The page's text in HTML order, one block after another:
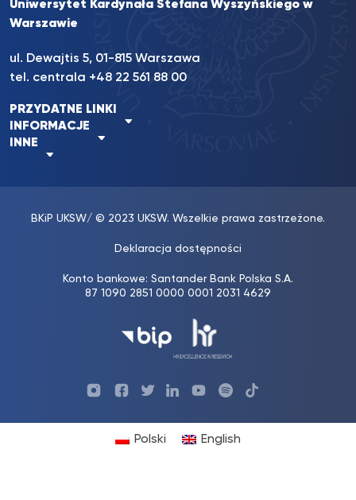
Uniwersytet Kardynała Stefana Wyszyńskiego w
Warszawie
ul. Dewajtis 5, 01-815 Warszawa
tel. centrala +48 22 561 88 00
PRZYDATNE LINKI
INFORMACJE
INNE
BKiP UKSW/ © 2023 UKSW. Wszelkie prawa zastrzeżone.
Deklaracja dostępności
Konto bankowe: Santander Bank Polska S.A.
87 1090 2851 0000 0001 2031 4629
Profil ProfilProfilProfil UKSWProfilUKSW
Polski English